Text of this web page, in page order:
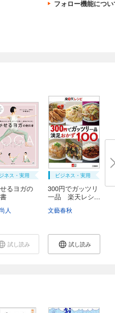
フォロー機能につい
ネス・実用
るヨガの
人
試し読み
ビジネス・実用
300円でガッツリ
一品 楽天レシ...
文藝春秋
試し読み